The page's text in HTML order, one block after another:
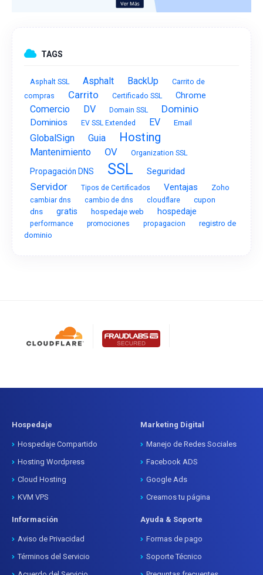
TAGS
Asphalt SSL Asphalt BackUp
Carrito de
compras
Carrito Certificado SSL Chrome
Comercio DV Domain SSL Dominio
Dominios EV SSL Extended EV Email
GlobalSign Guia Hosting
Mantenimiento OV Organization SSL
Propagación DNS SSL Seguridad
Servidor Tipos de Certificados Ventajas Zoho
cambiar dns cambio de dns cloudflare cupon
dns gratis hospedaje web hospedaje
performance promociones propagacion
registro de
dominio
Hospedaje
Hospedaje Compartido
Hosting Wordpress
Cloud Hosting
KVM VPS
Marketing Digital
Manejo de Redes Sociales
Facebook ADS
Google Ads
Creamos tu página
Información
Aviso de Privacidad
Términos del Servicio
Ayuda & Soporte
Formas de pago
Soporte Técnico